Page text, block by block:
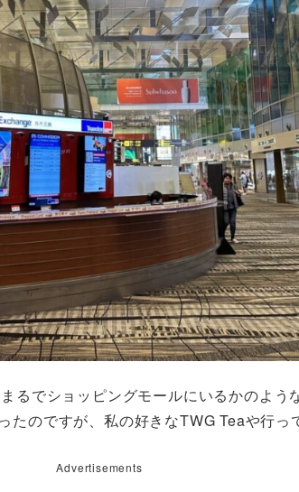
るでショッピングモールにいるかのよう
たのですが、私の好きなTWG Teaや行
Advertisements